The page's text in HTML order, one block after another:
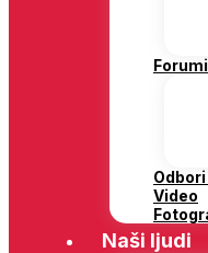
Forumi
Video
Naši ljudi